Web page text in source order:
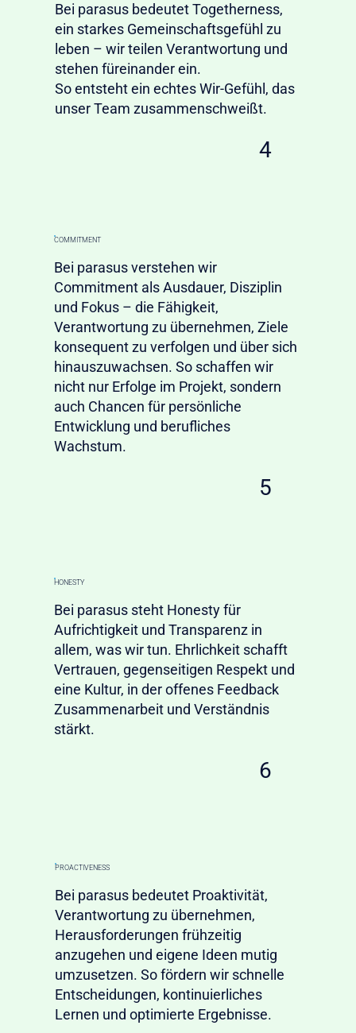
Bei parasus bedeutet Togetherness,
ein starkes Gemeinschaftsgefühl zu
leben – wir teilen Verantwortung und
stehen füreinander ein.
So entsteht ein echtes Wir-Gefühl, das
unser Team zusammenschweißt.
4
COMMITMENT
Bei parasus verstehen wir
Commitment als Ausdauer, Disziplin
und Fokus – die Fähigkeit,
Verantwortung zu übernehmen, Ziele
konsequent zu verfolgen und über sich
hinauszuwachsen. So schaffen wir
nicht nur Erfolge im Projekt, sondern
auch Chancen für persönliche
Entwicklung und berufliches
Wachstum.
5
HONESTY
Bei parasus steht Honesty für
Aufrichtigkeit und Transparenz in
allem, was wir tun. Ehrlichkeit schafft
Vertrauen, gegenseitigen Respekt und
eine Kultur, in der offenes Feedback
Zusammenarbeit und Verständnis
stärkt.
6
PROACTIVENESS
Bei parasus bedeutet Proaktivität,
Verantwortung zu übernehmen,
Herausforderungen frühzeitig
anzugehen und eigene Ideen mutig
umzusetzen. So fördern wir schnelle
Entscheidungen, kontinuierliches
Lernen und optimierte Ergebnisse.